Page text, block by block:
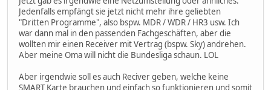
Jedenfalls empfängt sie jetzt nicht mehr ihre geliebten
"Dritten Programme", also bspw. MDR / WDR / HR3 usw. Ich
war dann mal in den passenden Fachgeschäften, aber die
wollten mir einen Receiver mit Vertrag (bspw. Sky) andrehen.
Aber meine Oma will nicht die Bundesliga schaun. LOL
Aber irgendwie soll es auch Reciver geben, welche keine
SMART Karte brauchen und einfach so funktionieren und somit